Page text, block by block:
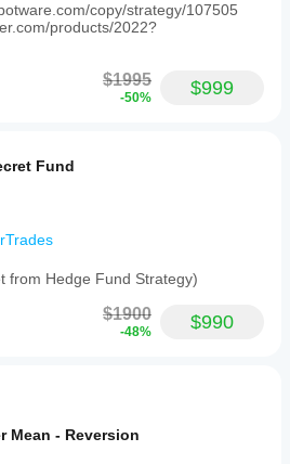
copy/strategy/107505
products/2022?
$1995
-50% $999
Fund
from Hedge Fund Strategy)
$1900
-48% $990
Mean - Reversion